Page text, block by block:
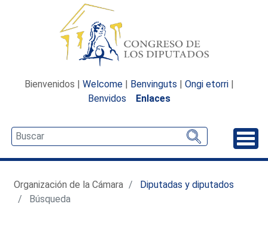
Bienvenidos | Welcome | Benvinguts | Ongi etorri |
Benvidos
Enlaces
Organización de la Cámara
Diputadas y diputados
Búsqueda